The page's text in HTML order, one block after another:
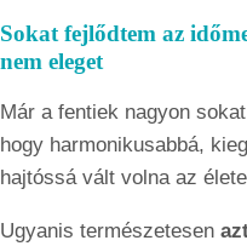
Sokat fejlődtem az
nem eleget
Már a fentiek nagyon
hogy harmonikusabbá,
hajtóssá vált volna az
Ugyanis természetesen